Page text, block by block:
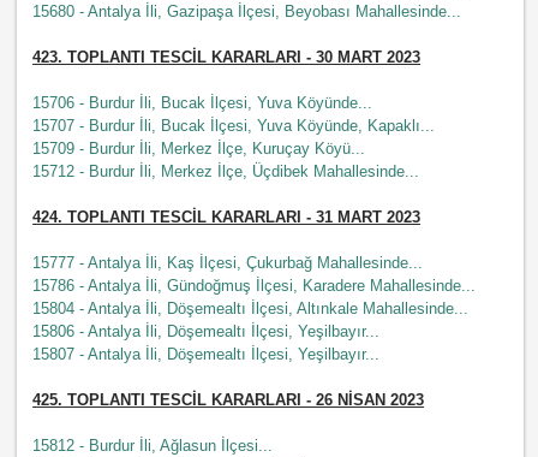
15680 - Antalya İli, Gazipaşa İlçesi, Beyobası Mahallesinde...
423. TOPLANTI TESCİL KARARLARI - 30 MART 2023
15706 - Burdur İli, Bucak İlçesi, Yuva Köyünde...
15707 - Burdur İli, Bucak İlçesi, Yuva Köyünde, Kapaklı...
15709 - Burdur İli, Merkez İlçe, Kuruçay Köyü...
15712 - Burdur İli, Merkez İlçe, Üçdibek Mahallesinde...
424. TOPLANTI TESCİL KARARLARI - 31 MART 2023
15777 - Antalya İli, Kaş İlçesi, Çukurbağ Mahallesinde...
15786 - Antalya İli, Gündoğmuş İlçesi, Karadere Mahallesinde...
15804 - Antalya İli, Döşemealtı İlçesi, Altınkale Mahallesinde...
15806 - Antalya İli, Döşemealtı İlçesi, Yeşilbayır...
15807 - Antalya İli, Döşemealtı İlçesi, Yeşilbayır...
425. TOPLANTI TESCİL KARARLARI - 26 NİSAN 2023
15812 - Burdur İli, Ağlasun İlçesi...